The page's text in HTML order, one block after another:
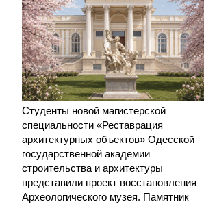
Студенты новой магистерской
специальности «Реставрация
архитектурных объектов» Одесской
государственной академии
строительства и архитектуры
представили проект восстановления
Археологического музея. Памятник